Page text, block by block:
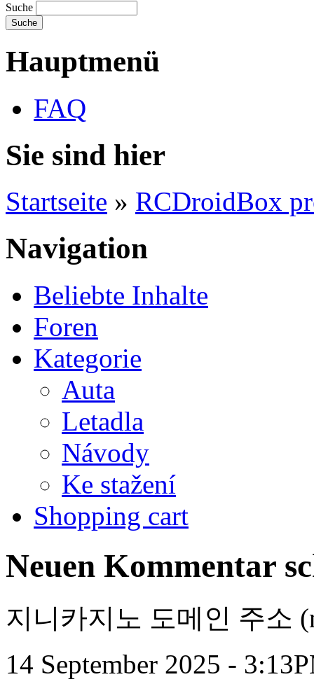
Suche
Hauptmenü
FAQ
Sie sind hier
Startseite » RCDroidBox
Navigation
Beliebte Inhalte
Foren
Kategorie
Auta
Letadla
Návody
Ke stažení
Shopping cart
Neuen Kommentar
지니카지노 도메인 주소
14 September 2025 -